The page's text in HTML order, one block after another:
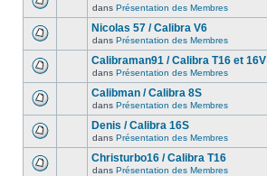
dans Présentation des Membres
Nicolas 57 / Calibra V6
dans Présentation des Membres
Calibraman91 / Calibra T16 et 16V
dans Présentation des Membres
Calibman / Calibra 8S
dans Présentation des Membres
Denis / Calibra 16S
dans Présentation des Membres
Christurbo16 / Calibra T16
dans Présentation des Membres